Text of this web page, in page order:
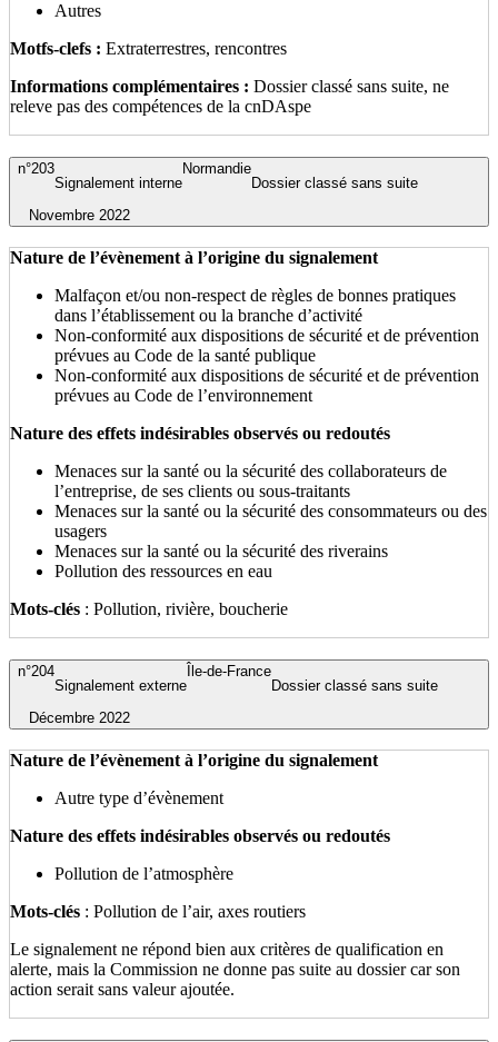
Autres
Motfs-clefs : Extraterrestres, rencontres
Informations complémentaires : Dossier classé sans suite, ne
releve pas des compétences de la cnDAspe
Novembre 2022
Dossier classé sans suite
Normandie
Signalement interne
n°203
Nature de l’évènement à l’origine du signalement
Malfaçon et/ou non-respect de règles de bonnes pratiques
dans l’établissement ou la branche d’activité
Non-conformité aux dispositions de sécurité et de prévention
prévues au Code de la santé publique
Non-conformité aux dispositions de sécurité et de prévention
prévues au Code de l’environnement
Nature des effets indésirables observés ou redoutés
Menaces sur la santé ou la sécurité des collaborateurs de
l’entreprise, de ses clients ou sous-traitants
Menaces sur la santé ou la sécurité des consommateurs ou des
usagers
Menaces sur la santé ou la sécurité des riverains
Pollution des ressources en eau
Mots-clés : Pollution, rivière, boucherie
Décembre 2022
Dossier classé sans suite
Île-de-France
Signalement externe
n°204
Nature de l’évènement à l’origine du signalement
Autre type d’évènement
Nature des effets indésirables observés ou redoutés
Pollution de l’atmosphère
Mots-clés : Pollution de l’air, axes routiers
Le signalement ne répond bien aux critères de qualification en
alerte, mais la Commission ne donne pas suite au dossier car son
action serait sans valeur ajoutée.